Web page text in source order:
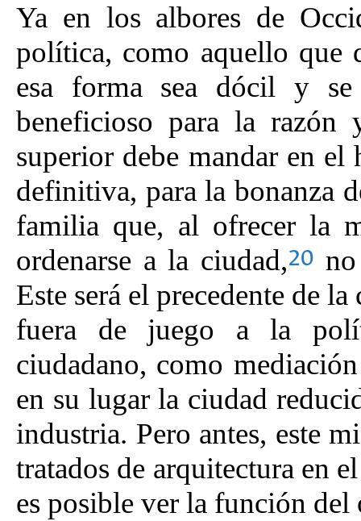
Ya en los albores de
política, como aquello que
esa forma sea dócil y
beneficioso para la razón
superior debe mandar en el
definitiva, para la bonanza
familia que, al ofrecer la
ordenarse a la ciudad,20
Este será el precedente de
fuera de juego a la
ciudadano, como
en su lugar la ciudad
industria. Pero antes, este
tratados de arquitectura en
es posible ver la función